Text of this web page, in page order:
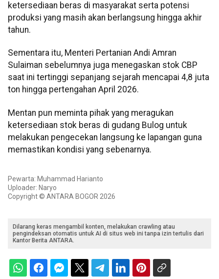
ketersediaan beras di masyarakat serta potensi
produksi yang masih akan berlangsung hingga akhir
tahun.
Sementara itu, Menteri Pertanian Andi Amran
Sulaiman sebelumnya juga menegaskan stok CBP
saat ini tertinggi sepanjang sejarah mencapai 4,8 juta
ton hingga pertengahan April 2026.
Mentan pun meminta pihak yang meragukan
ketersediaan stok beras di gudang Bulog untuk
melakukan pengecekan langsung ke lapangan guna
memastikan kondisi yang sebenarnya.
Pewarta: Muhammad Harianto
Uploader: Naryo
Copyright © ANTARA BOGOR 2026
Dilarang keras mengambil konten, melakukan crawling atau
pengindeksan otomatis untuk AI di situs web ini tanpa izin tertulis dari
Kantor Berita ANTARA.